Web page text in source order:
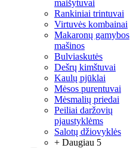
maišytuvai
Rankiniai trintuvai
Virtuvės kombainai
Makaronų gamybos
mašinos
Bulviaskutės
Dešrų kimštuvai
Kaulų pjūklai
Mėsos purentuvai
Mėsmalių priedai
Peiliai daržovių
pjaustyklėms
Salotų džiovyklės
+ Daugiau 5